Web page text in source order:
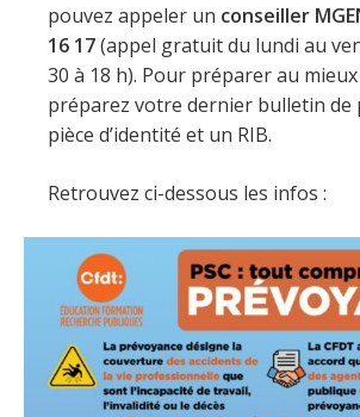
pouvez appeler un conseiller
16 17(appel gratuit du lundi au
30 à 18 h). Pour préparer au
préparez votre dernier bulletin de
pièce d’identité et un RIB.
Retrouvez ci-dessous les infos :